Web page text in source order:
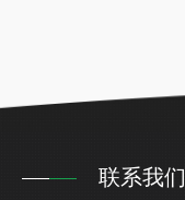
联系我们